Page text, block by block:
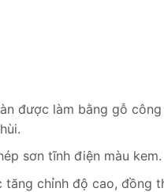
được làm bằng gỗ
sơn tĩnh điện màu kem.
tăng chỉnh độ cao, đồng